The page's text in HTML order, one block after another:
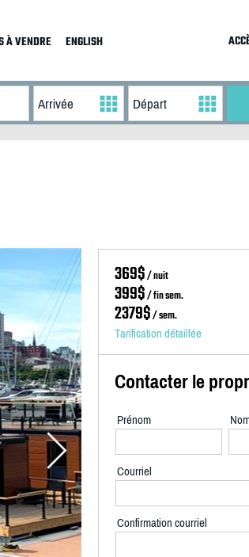
À VENDRE ENGLISH
369$/ nuit
399$/ fin sem.
2379$/ sem.
Tarification détaillée
Contacter le
Prénom
Courriel
Confirmation courriel